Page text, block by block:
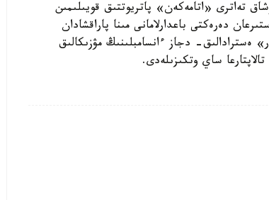
ساعات 12:00، 14:00 جانە 16:00 دە قۋىرشاق تەاترى «اتامەكەن» پاتريوتتىق قويىلىمىن
دەرەكتى باعدارلامانى مىنا پاراقشادان
ەسترادالىق- دجاز ءانسامبلىنىڭ مۋزىكالىق
ساي وتكىزىلەدى.